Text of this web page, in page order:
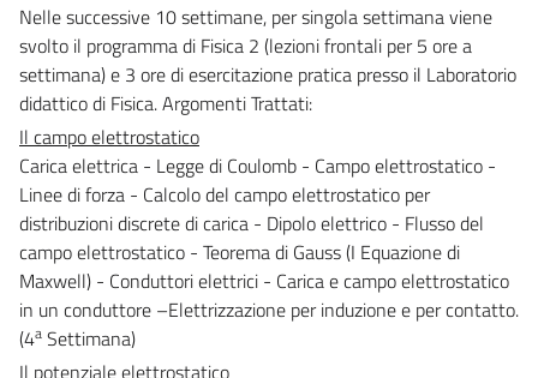
Nelle successive 10 settimane, per singola settimana viene
svolto il programma di Fisica 2 (lezioni frontali per 5 ore a
settimana) e 3 ore di esercitazione pratica presso il Laboratorio
didattico di Fisica. Argomenti Trattati:
Il campo elettrostatico
Carica elettrica - Legge di Coulomb - Campo elettrostatico -
Linee di forza - Calcolo del campo elettrostatico per
distribuzioni discrete di carica - Dipolo elettrico - Flusso del
campo elettrostatico - Teorema di Gauss (I Equazione di
Maxwell) - Conduttori elettrici - Carica e campo elettrostatico
in un conduttore –Elettrizzazione per induzione e per contatto.
(4a Settimana)
Il potenziale elettrostatico